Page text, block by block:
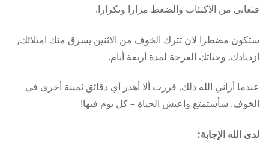
فتعانى من الاكتئاب والضغط مرارا وتكرارا.
ستكون مضطرا لان تترك الخوف من الاثنين يسرق منك امتلائك,
ازديادك, وحياتك الفرحة لمدة أربعة أيام.
عندما أراني الله ذلك, قررت ألا أهدر أي دقائق ثمينة أخرى في
الخوف. سأستمتع واعيش الحياة – كل يوم فيها!
لدى الله الإجابة: